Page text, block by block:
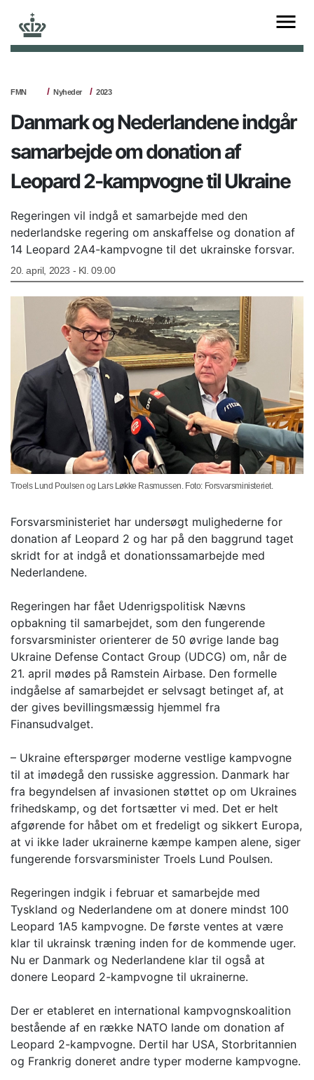
FMN Nyheder 2023
Danmark og Nederlandene indgår
samarbejde om donation af
Leopard 2-kampvogne til Ukraine
Regeringen vil indgå et samarbejde med den
nederlandske regering om anskaffelse og donation af
14 Leopard 2A4-kampvogne til det ukrainske forsvar.
20. april, 2023 - Kl. 09.00
Troels Lund Poulsen og Lars Løkke Rasmussen. Foto: Forsvarsministeriet.
Forsvarsministeriet har undersøgt mulighederne for
donation af Leopard 2 og har på den baggrund taget
skridt for at indgå et donationssamarbejde med
Nederlandene.
Regeringen har fået Udenrigspolitisk Nævns
opbakning til samarbejdet, som den fungerende
forsvarsminister orienterer de 50 øvrige lande bag
Ukraine Defense Contact Group (UDCG) om, når de
21. april mødes på Ramstein Airbase. Den formelle
indgåelse af samarbejdet er selvsagt betinget af, at
der gives bevillingsmæssig hjemmel fra
Finansudvalget.
– Ukraine efterspørger moderne vestlige kampvogne
til at imødegå den russiske aggression. Danmark har
fra begyndelsen af invasionen støttet op om Ukraines
frihedskamp, og det fortsætter vi med. Det er helt
afgørende for håbet om et fredeligt og sikkert Europa,
at vi ikke lader ukrainerne kæmpe kampen alene, siger
fungerende forsvarsminister Troels Lund Poulsen.
Regeringen indgik i februar et samarbejde med
Tyskland og Nederlandene om at donere mindst 100
Leopard 1A5 kampvogne. De første ventes at være
klar til ukrainsk træning inden for de kommende uger.
Nu er Danmark og Nederlandene klar til også at
donere Leopard 2-kampvogne til ukrainerne.
Der er etableret en international kampvognskoalition
bestående af en række NATO lande om donation af
Leopard 2-kampvogne. Dertil har USA, Storbritannien
og Frankrig doneret andre typer moderne kampvogne.